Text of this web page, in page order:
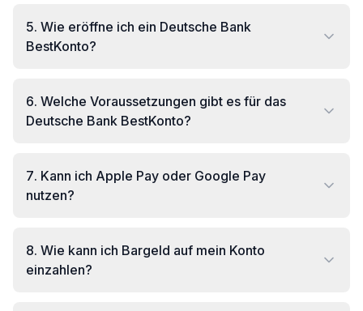
5. Wie eröffne ich ein Deutsche Bank
BestKonto?
6. Welche Voraussetzungen gibt es für das
Deutsche Bank BestKonto?
7. Kann ich Apple Pay oder Google Pay
nutzen?
8. Wie kann ich Bargeld auf mein Konto
einzahlen?